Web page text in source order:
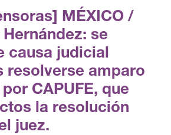
MÉXICO /
se
causa judicial
resolverse amparo
CAPUFE, que
la resolución
juez.